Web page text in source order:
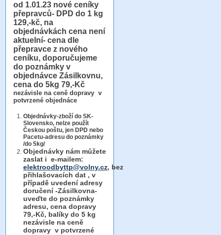
od 1.01.23 nové ceníky
přepravců- DPD do 1 kg
129,-kč, na
objednávkách cena není
aktuelní- cena dle
přepravce z nového
ceníku, doporučujeme
do poznámky v
objednávce Zásilkovnu,
cena do 5kg 79,-Kč
nezávisle na ceně dopravy v
potvrzené objednáce
Objednávky-zboží do SK-
Slovensko, nelze použít
Českou poštu, jen DPD nebo
Pacetu-adresu do poznámky
/do 5kg/
Objednávky nám můžete
zaslat i e-mailem:
elektroodbyttp@volny.cz, bez
přihlašovacích dat , v
případě uvedení adresy
doručení -Zásilkovna-
uveďte do poznámky
adresu, cena dopravy
79,-Kč, balíky do 5 kg
nezávisle na ceně
dopravy v potvrzené